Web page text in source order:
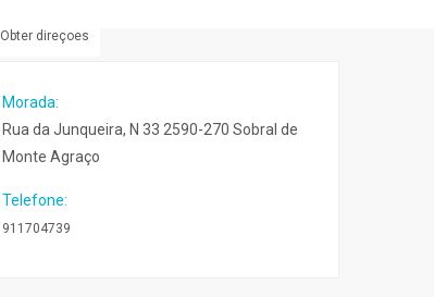
Obter direçoes
Morada:
Rua da Junqueira, N 33 2590-270 Sobral de
Monte Agraço
Telefone:
911704739